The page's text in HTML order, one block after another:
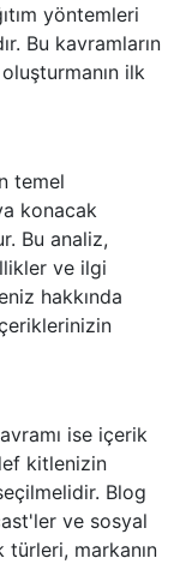
yöntemleri
Bu kavramların
ilk
temel
konacak
Bu analiz,
ve ilgi
hakkında
ise içerik
kitlenizin
Blog
ve sosyal
türleri, markanın